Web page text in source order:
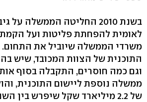
בשנת 2010 החליטה הממשלה על
לאומית להפחתת פליטות ועל הקמת
משרדי הממשלה שיוביל את
התוכנית של הצוות המכובד, שיש
וגם כמה חוסרים, התקבלה בסוף
ממשלה נוספת ליישום התוכנית,
של 2.2 מיליארד שקל שיפרש בין השנים 2011-2020.